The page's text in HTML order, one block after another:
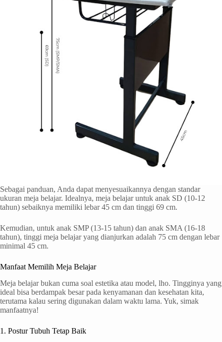
Sebagai panduan, Anda dapat menyesuaikannya dengan standar
ukuran meja belajar. Idealnya, meja belajar untuk anak SD (10-12
tahun) sebaiknya memiliki lebar 45 cm dan tinggi 69 cm.
Kemudian, untuk anak SMP (13-15 tahun) dan anak SMA (16-18
tahun), tinggi meja belajar yang dianjurkan adalah 75 cm dengan lebar
minimal 45 cm.
Manfaat Memilih Meja Belajar
Meja belajar bukan cuma soal estetika atau model, lho. Tingginya yang
ideal bisa berdampak besar pada kenyamanan dan kesehatan kita,
terutama kalau sering digunakan dalam waktu lama. Yuk, simak
manfaatnya!
1. Postur Tubuh Tetap Baik